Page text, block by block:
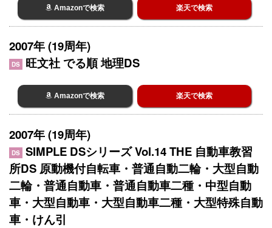
Amazonで検索 楽天で検索
2007年 (19周年)
DS 旺文社 でる順 地理DS
Amazonで検索 楽天で検索
2007年 (19周年)
DS
SIMPLE DSシリーズ Vol.14 THE 自動車教習
所DS 原動機付自転車・普通自動二輪・大型自動
二輪・普通自動車・普通自動車二種・中型自動
車・大型自動車・大型自動車二種・大型特殊自動
車・けん引